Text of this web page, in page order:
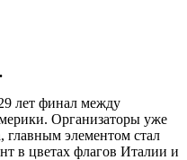
лет финал между
Организаторы уже
главным элементом стал
в цветах флагов Италии и